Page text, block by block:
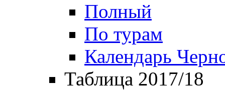
Полный
По турам
Календарь
Таблица 2017/18